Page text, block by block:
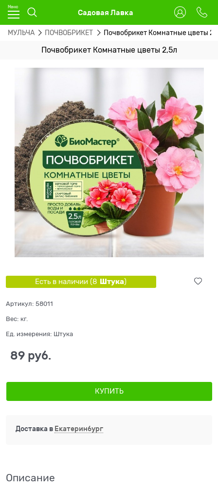
Садовая Лавка
МУЛЬЧА ПОЧВОБРИКЕТ Почвобрикет Комнатные цветы
Почвобрикет Комнатные цветы 2,5л
Есть в наличии (8 Штука)
Артикул: 58011
Вес: кг.
Ед. измерения: Штука
89 руб.
КУПИТЬ
Доставка в Екатеринбург
Описание